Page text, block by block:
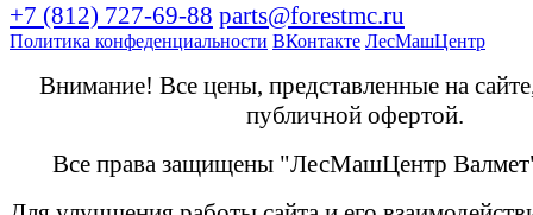
+7 (812) 727-69-88 parts@forestmc.ru
Политика конфеденциальности ВКонтакте ЛесМашЦентр
Внимание! Все цены, представленные на
публичной офертой.
Все права защищены "ЛесМашЦентр